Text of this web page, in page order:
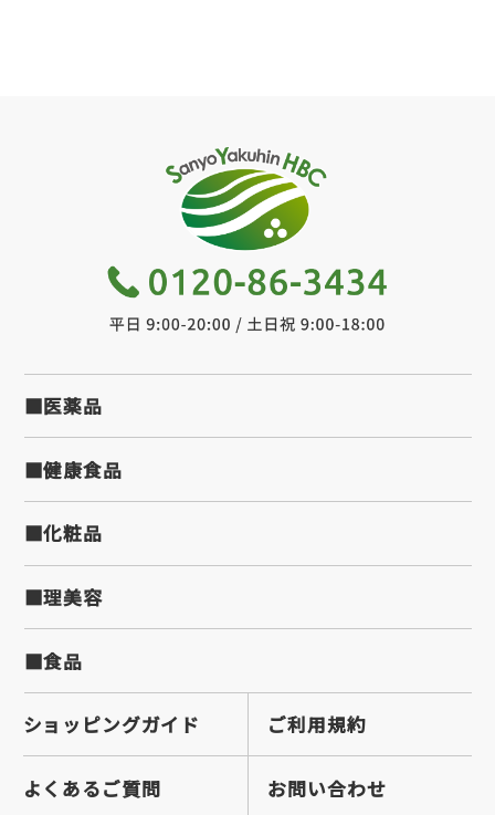
■医薬品
■健康食品
■化粧品
■理美容
■食品
ショッピングガイド ご利用規約
よくあるご質問 お問い合わせ